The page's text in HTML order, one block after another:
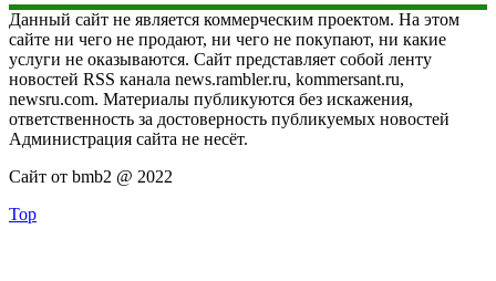
Данный сайт не является коммерческим проектом. На этом
сайте ни чего не продают, ни чего не покупают, ни какие
услуги не оказываются. Сайт представляет собой ленту
новостей RSS канала news.rambler.ru, kommersant.ru,
newsru.com. Материалы публикуются без искажения,
ответственность за достоверность публикуемых новостей
Администрация сайта не несёт.
Сайт от bmb2 @ 2022
Top